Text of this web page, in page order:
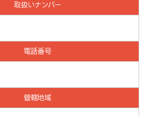
取扱いナンバー
電話番号
管轄地域